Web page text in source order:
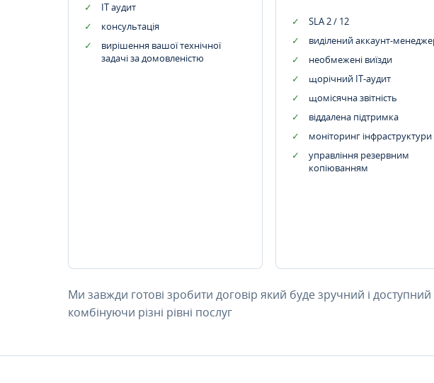
IT аудит
консультація
вирішення вашої технічної
задачі за домовленістю
SLA 2 / 12
виділений аккаунт-
необмежені виїзди
щорічний IT-аудит
щомісячна звітність
віддалена підтримка
моніторинг інфраструктури
управління резервним
копіюванням
Ми завжди готові зробити договір який буде зручний і
комбінуючи різні рівні послуг